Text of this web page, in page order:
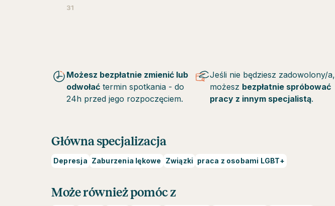
31
Możesz bezpłatnie zmienić lub
odwołać termin spotkania - do
24h przed jego rozpoczęciem.
Jeśli nie będziesz zadowolony/a,
możesz bezpłatnie spróbować
pracy z innym specjalistą.
Główna specjalizacja
Depresja Zaburzenia lękowe Związki praca z osobami LGBT+
Może również pomóc z